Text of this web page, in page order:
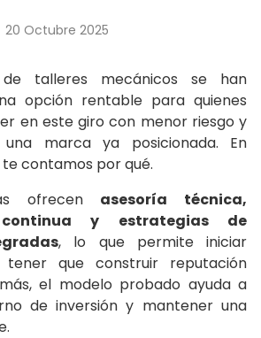
20 Octubre 2025
de talleres mecánicos se han
opción rentable para quienes
en este giro con menor riesgo y
marca ya posicionada. En
te contamos por qué.
ofrecen asesoría técnica,
y estrategias de
, lo que permite iniciar
tener que construir reputación
el modelo probado ayuda a
de inversión y mantener una